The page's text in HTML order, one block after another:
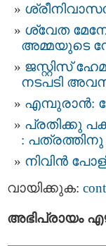
ശ്വേത
അമ്മയുടെ
ജസ്റ്റിസ്‌
നടപടി
എമ്പുരാൻ:
പ്രതിക്കു
: പത്രത്തിനു
നിവിന്‍
വായിക്കുക:
അഭിപ്രായം